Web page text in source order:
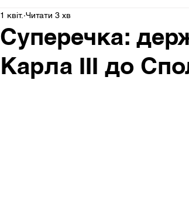
Суперечка:
Карла III до
1 квіт. Читати 3 хв